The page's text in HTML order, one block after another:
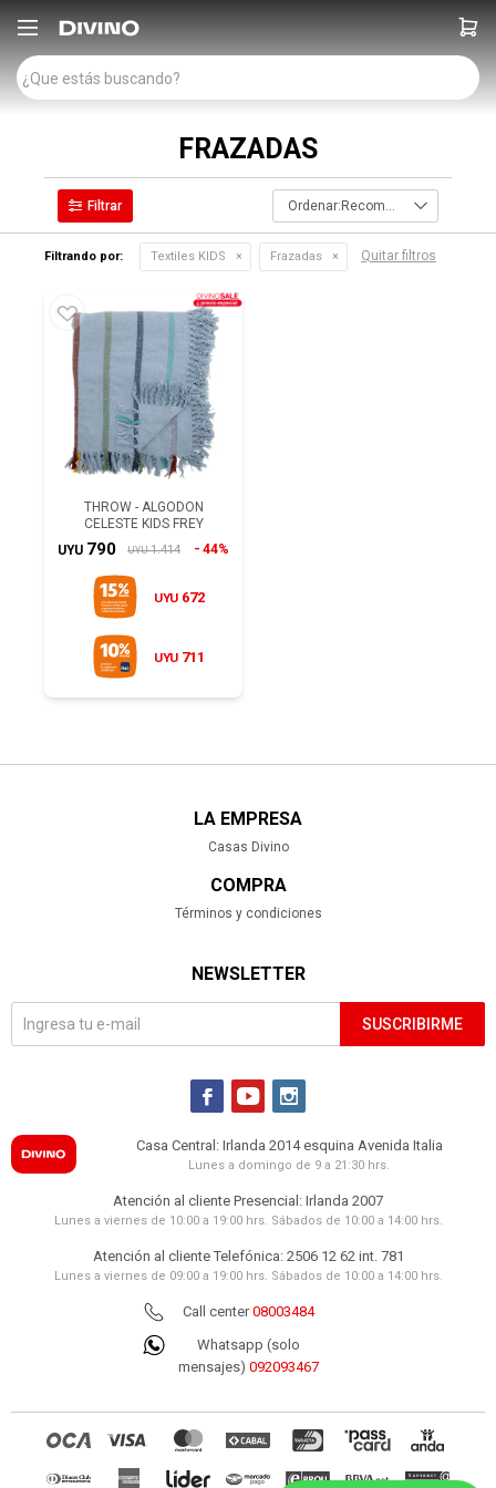

FRAZADAS
Recomendados
Filtrando por: Textiles KIDS Frazadas Quitar filtros
THROW - ALGODON
CELESTE KIDS FREY
UYU 790 UYU 1.414 44%
UYU 672
UYU 711
LA EMPRESA
Casas Divino
COMPRA
Términos y condiciones
NEWSLETTER
SUSCRIBIRME
  
Casa Central: Irlanda 2014 esquina Avenida Italia
Lunes a domingo de 9 a 21:30 hrs.
Atención al cliente Presencial: Irlanda 2007
Lunes a viernes de 10:00 a 19:00 hrs. Sábados de 10:00 a 14:00 hrs.
Atención al cliente Telefónica: 2506 12 62 int. 781
Lunes a viernes de 09:00 a 19:00 hrs. Sábados de 10:00 a 14:00 hrs.
Call center08003484
Whatsapp (solo
mensajes) 092093467